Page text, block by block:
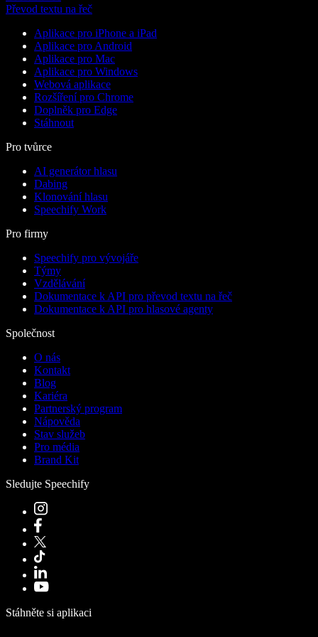
Převod textu na řeč
Aplikace pro iPhone a iPad
Aplikace pro Android
Aplikace pro Mac
Aplikace pro Windows
Webová aplikace
Rozšíření pro Chrome
Doplněk pro Edge
Stáhnout
Pro tvůrce
AI generátor hlasu
Dabing
Klonování hlasu
Speechify Work
Pro firmy
Speechify pro vývojáře
Týmy
Vzdělávání
Dokumentace k API pro převod textu na řeč
Dokumentace k API pro hlasové agenty
Společnost
O nás
Kontakt
Blog
Kariéra
Partnerský program
Nápověda
Stav služeb
Pro média
Brand Kit
Sledujte Speechify
Stáhněte si aplikaci